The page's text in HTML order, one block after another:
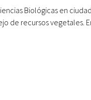
Biológicas en
de recursos vegetales.